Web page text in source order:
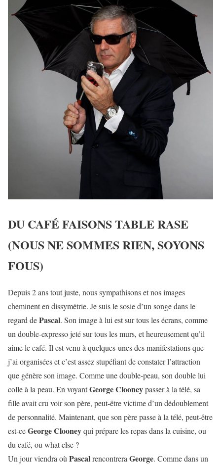
DU CAFÉ FAISONS TABLE RASE
(NOUS NE SOMMES RIEN, SOYONS
FOUS)
Depuis 2 ans tout juste, nous sympathisons et nos images
cheminent en dissymétrie. Je suis le sosie d’un songe dans le
regard dePascal. Son image à lui est sur tous les écrans, comme
un double-expresso jeté sur tous les murs, et heureusement qu’il
aime le café. Il est venu à quelques-unes des manifestations que
j’ai organisées et c’est assez stupéfiant de constater l’attraction
que génère son image. Comme une double-peau, son double lui
colle à la peau. En voyantGeorge Clooneypasser à la télé, sa
fille avait cru voir son père, peut-être victime d’un dédoublement
de personnalité. Maintenant, que son père passe à la télé, peut-être
est-ceGeorge Clooneyqui prépare les repas dans la cuisine, ou
du café, ou what else ?
Un jour viendra oùPascalrencontreraGeorge. Comme dans un